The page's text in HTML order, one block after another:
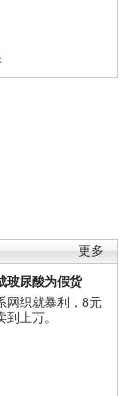
更多
玻尿酸为假货
网织就暴利，8元
到上万。